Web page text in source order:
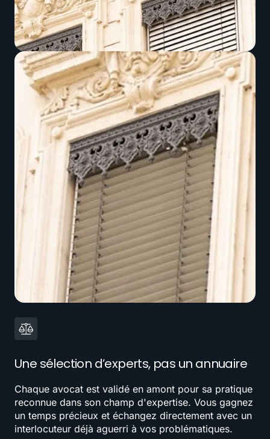
Une sélection d’experts, pas un annuaire
Chaque avocat est validé en amont pour sa pratique
reconnue dans son champ d'expertise. Vous gagnez
un temps précieux et échangez directement avec un
interlocuteur déjà aguerri à vos problématiques.